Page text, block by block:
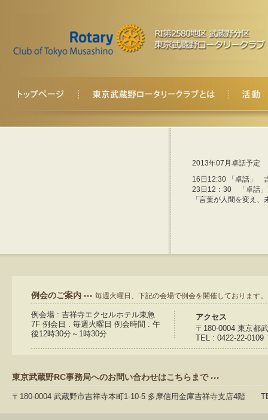
2013年07月卓話予定
16日12:30 「卓話」
23日12：30 「卓話
「言葉が人間を変え、
例会のご案内 毎週火曜日、下記の会場で例会を開催しております。
例会場 : 吉祥寺エクセルホテル東急
7F 例会日 : 毎週火曜日 例会時間 : 午
後12時30分～1時30分
アクセス
〒180-0004 東京都
TEL : 0422-22-
東京武蔵野RC事務局へのお問い合わせはこちらまで
〒180-0004 武蔵野市吉祥寺本町1-10-5 多摩信用金庫吉祥寺支店4